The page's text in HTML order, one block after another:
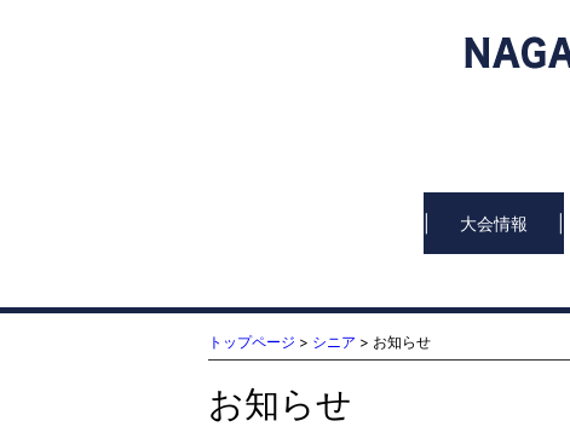
大会情報
トップページ > シニア > お知らせ
お知らせ